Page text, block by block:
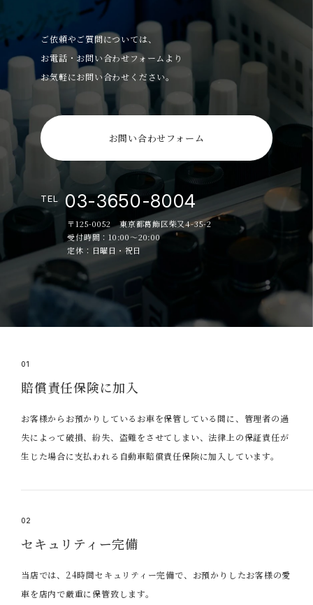
ご依頼やご質問については、
お電話・お問い合わせフォームより
お気軽にお問い合わせください。
お問い合わせフォーム
TEL 03-3650-8004
〒125-0052 東京都葛飾区柴又4-35-2
受付時間：10:00～20:00
定休：日曜日・祝日
01
賠償責任保険に加入
お客様からお預かりしているお車を保管している間に、管理者の過
失によって破損、紛失、盗難をさせてしまい、法律上の保証責任が
生じた場合に支払われる自動車賠償責任保険に加入しています。
02
セキュリティー完備
当店では、24時間セキュリティー完備で、お預かりしたお客様の愛
車を店内で厳重に保管致します。